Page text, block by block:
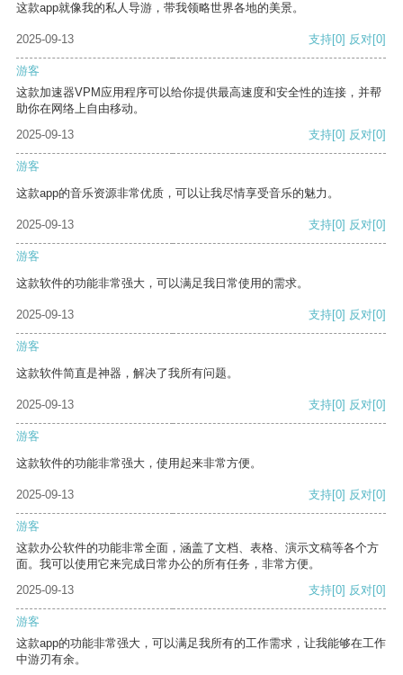
这款app就像我的私人导游，带我领略世界各地的美景。
2025-09-13 支持[0] 反对[0]
游客
这款加速器VPM应用程序可以给你提供最高速度和安全性的连接，并帮
助你在网络上自由移动。
2025-09-13
支持[0] 反对[0]
游客
这款app的音乐资源非常优质，可以让我尽情享受音乐的魅力。
2025-09-13 支持[0] 反对[0]
游客
这款软件的功能非常强大，可以满足我日常使用的需求。
2025-09-13 支持[0] 反对[0]
游客
这款软件简直是神器，解决了我所有问题。
2025-09-13 支持[0] 反对[0]
游客
这款软件的功能非常强大，使用起来非常方便。
2025-09-13 支持[0] 反对[0]
游客
这款办公软件的功能非常全面，涵盖了文档、表格、演示文稿等各个方
面。我可以使用它来完成日常办公的所有任务，非常方便。
2025-09-13
支持[0] 反对[0]
游客
这款app的功能非常强大，可以满足我所有的工作需求，让我能够在工作
中游刃有余。